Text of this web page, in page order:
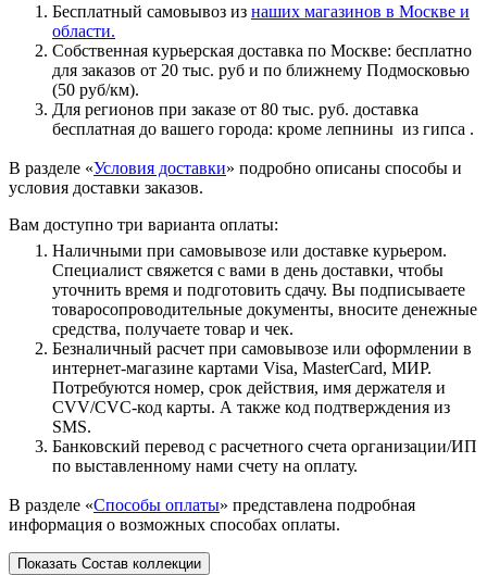
Бесплатный самовывоз из наших магазинов в Москве и
области.
Собственная курьерская доставка по Москве: бесплатно
для заказов от 20 тыс. руб и по ближнему Подмосковью
(50 руб/км).
Для регионов при заказе от 80 тыс. руб. доставка
бесплатная до вашего города: кроме лепнины из гипса .
В разделе «Условия доставки» подробно описаны способы и
условия доставки заказов.
Вам доступно три варианта оплаты:
Наличными при самовывозе или доставке курьером.
Специалист свяжется с вами в день доставки, чтобы
уточнить время и подготовить сдачу. Вы подписываете
товаросопроводительные документы, вносите денежные
средства, получаете товар и чек.
Безналичный расчет при самовывозе или оформлении в
интернет-магазине картами Visa, MasterCard, МИР.
Потребуются номер, срок действия, имя держателя и
CVV/CVC-код карты. А также код подтверждения из
SMS.
Банковский перевод с расчетного счета организации/ИП
по выставленному нами счету на оплату.
В разделе «Способы оплаты» представлена подробная
информация о возможных способах оплаты.
Показать Состав коллекции